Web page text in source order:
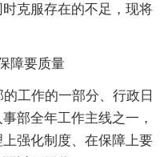
克服存在的不足，现将
障要质量
工作的一部分、行政日
部全年工作主线之一，
强化制度、在保障上要